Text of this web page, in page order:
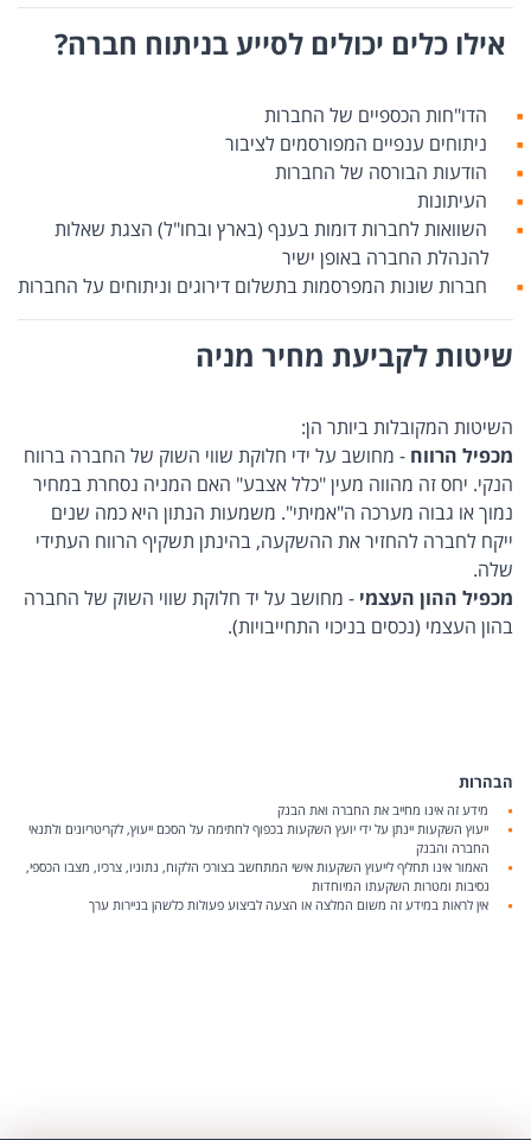
אילו כלים יכולים לסייע בניתוח חברה?
הדו"חות הכספיים של החברות
ניתוחים ענפיים המפורסמים לציבור
הודעות הבורסה של החברות
העיתונות
השוואות לחברות דומות בענף (בארץ ובחו"ל) הצגת שאלות
להנהלת החברה באופן ישיר
חברות שונות המפרסמות בתשלום דירוגים וניתוחים על החברות
שיטות לקביעת מחיר מניה
השיטות המקובלות ביותר הן:
מכפיל הרווח - מחושב על ידי חלוקת שווי השוק של החברה ברווח
הנקי. יחס זה מהווה מעין "כלל אצבע" האם המניה נסחרת במחיר
נמוך או גבוה מערכה ה"אמיתי". משמעות הנתון היא כמה שנים
ייקח לחברה להחזיר את ההשקעה, בהינתן תשקיף הרווח העתידי
שלה.
מכפיל ההון העצמי - מחושב על יד חלוקת שווי השוק של החברה
בהון העצמי (נכסים בניכוי התחייבויות).
הבהרות
מידע זה אינו מחייב את החברה ואת הבנק
ייעוץ השקעות יינתן על ידי יועץ השקעות בכפוף לחתימה על הסכם ייעוץ, לקריטריונים ולתנאי
החברה והבנק
האמור אינו תחליף לייעוץ השקעות אישי המתחשב בצורכי הלקוח, נתוניו, צרכיו, מצבו הכספי,
נסיבות ומטרות השקעתו המיוחדות
אין לראות במידע זה משום המלצה או הצעה לביצוע פעולות כלשהן בניירות ערך